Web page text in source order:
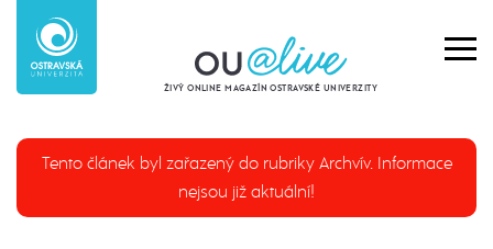
ŽIVÝ ONLINE MAGAZÍN OSTRAVSKÉ UNIVERZITY
Tento článek byl zařazený do rubriky Archvív. Informace
nejsou již aktuální!